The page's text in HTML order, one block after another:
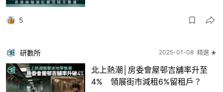
5
研數所 2025-01-08 精選 ★
北上熱潮│房委會屋邨吉舖率升至
4% 領展街市減租6%留租戶？